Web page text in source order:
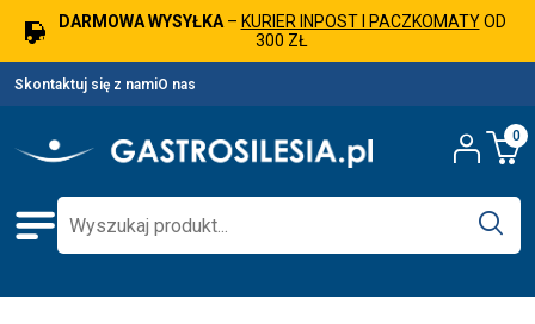
DARMOWA WYSYŁKA– KURIER INPOST I PACZKOMATYOD
300 ZŁ
Skontaktuj się z namiO nas
0